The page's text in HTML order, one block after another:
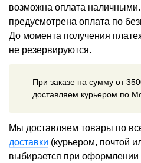
возможна оплата
предусмотрена оплата по
До момента получения
не резервируются.
При заказе на сумму от
доставляем курьером по
Мы доставляем товары по
доставки (курьером, почтой
выбирается при оформлении